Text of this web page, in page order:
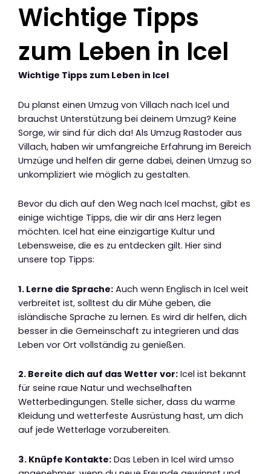
Wichtige Tipps
zum Leben in Icel
Wichtige Tipps zum Leben in Icel
Du planst einen Umzug von Villach nach Icel und
brauchst Unterstützung bei deinem Umzug? Keine
Sorge, wir sind für dich da! Als Umzug Rastoder aus
Villach, haben wir umfangreiche Erfahrung im Bereich
Umzüge und helfen dir gerne dabei, deinen Umzug so
unkompliziert wie möglich zu gestalten.
Bevor du dich auf den Weg nach Icel machst, gibt es
einige wichtige Tipps, die wir dir ans Herz legen
möchten. Icel hat eine einzigartige Kultur und
Lebensweise, die es zu entdecken gilt. Hier sind
unsere top Tipps:
1. Lerne die Sprache: Auch wenn Englisch in Icel weit
verbreitet ist, solltest du dir Mühe geben, die
isländische Sprache zu lernen. Es wird dir helfen, dich
besser in die Gemeinschaft zu integrieren und das
Leben vor Ort vollständig zu genießen.
2. Bereite dich auf das Wetter vor: Icel ist bekannt
für seine raue Natur und wechselhaften
Wetterbedingungen. Stelle sicher, dass du warme
Kleidung und wetterfeste Ausrüstung hast, um dich
auf jede Wetterlage vorzubereiten.
3. Knüpfe Kontakte: Das Leben in Icel wird umso